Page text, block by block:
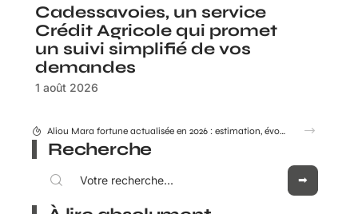
Cadessavoies, un service
Crédit Agricole qui promet
un suivi simplifié de vos
demandes
1 août 2026
Aliou Mara fortune actualisée en 2026 : estimation, évolution et enjeux
Recherche